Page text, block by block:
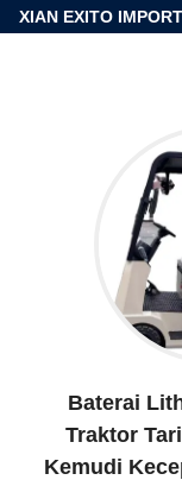
XIAN EXITO
Baterai
Traktor
Kemudi